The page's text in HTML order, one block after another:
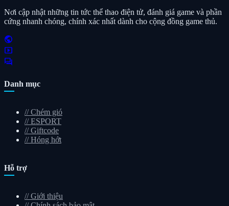
Nơi cập nhật những tin tức thể thao điện tử, đánh giá game và phần
cứng nhanh chóng, chính xác nhất dành cho cộng đồng game thủ.
public
smart_display
forum
Danh mục
// Chém gió
// ESPORT
// Giftcode
// Hóng hớt
Hỗ trợ
// Giới thiệu